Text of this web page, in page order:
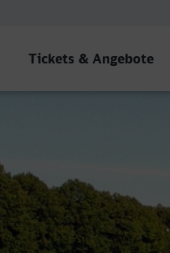
Tickets & Angebote